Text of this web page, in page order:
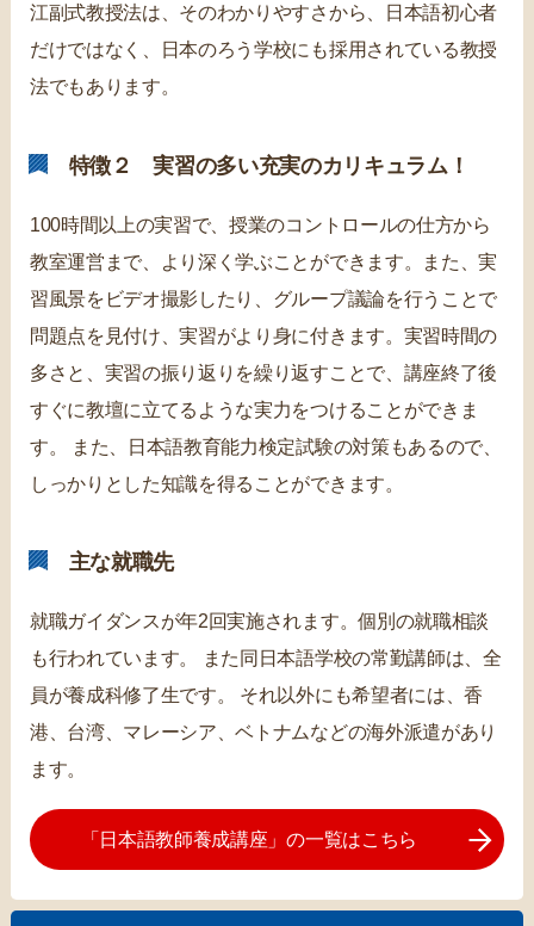
江副式教授法は、そのわかりやすさから、日本語初心者
だけではなく、日本のろう学校にも採用されている教授
法でもあります。
特徴２ 実習の多い充実のカリキュラム！
100時間以上の実習で、授業のコントロールの仕方から
教室運営まで、より深く学ぶことができます。また、実
習風景をビデオ撮影したり、グループ議論を行うことで
問題点を見付け、実習がより身に付きます。実習時間の
多さと、実習の振り返りを繰り返すことで、講座終了後
すぐに教壇に立てるような実力をつけることができま
す。 また、日本語教育能力検定試験の対策もあるので、
しっかりとした知識を得ることができます。
主な就職先
就職ガイダンスが年2回実施されます。個別の就職相談
も行われています。 また同日本語学校の常勤講師は、全
員が養成科修了生です。 それ以外にも希望者には、香
港、台湾、マレーシア、ベトナムなどの海外派遣があり
ます。
「日本語教師養成講座」の一覧はこちら